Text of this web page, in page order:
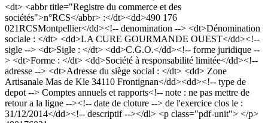
<dt> <abbr title="Registre du commerce et des
sociétés">n°RCS</abbr> :</dt><dd>490 176
021RCSMontpellier</dd><!-- denomination --> <dt>Dénomination
sociale : </dt> <dd>LA CURE GOURMANDE OUEST</dd><!--
sigle --> <dt>Sigle : </dt> <dd>C.G.O.</dd><!-- forme juridique --
> <dt>Forme : </dt> <dd>Société à responsabilité limitée</dd><!--
adresse --> <dt>Adresse du siège social : </dt> <dd> Zone
Artisanale Mas de Kle 34110 Frontignan</dd><dd><!-- type de
depot --> Comptes annuels et rapports<!-- note : ne pas mettre de
retour a la ligne --><!-- date de cloture --> de l'exercice clos le :
31/12/2014</dd><!-- descriptif --></dl> <p class="pdf-unit"> </p>